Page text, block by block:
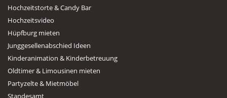
Hochzeitstorte & Candy Bar
Hochzeitsvideo
Hüpfburg mieten
Junggesellenabschied Ideen
Kinderanimation & Kinderbetreuung
Oldtimer & Limousinen mieten
Partyzelte & Mietmöbel
Standesamt